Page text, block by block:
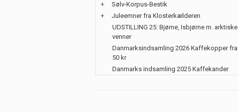
+
Sølv-Korpus-Bestik
+
Juleemner fra Klosterkælderen
UDSTILLING 25: Bjørne, Isbjørne m. arktiske
venner
Danmarksindsamling 2026 Kaffekopper fra
50 kr
Danmarks indsamling 2025 Kaffekander